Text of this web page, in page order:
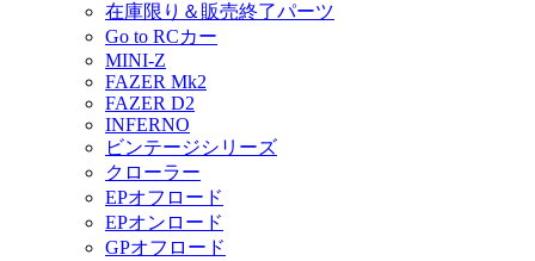
在庫限り＆販売終了パーツ
Go to RCカー
MINI-Z
FAZER Mk2
FAZER D2
INFERNO
ビンテージシリーズ
クローラー
EPオフロード
EPオンロード
GPオフロード